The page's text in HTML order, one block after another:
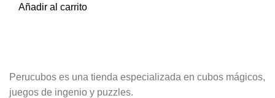
Añadir al carrito
Perucubos es una tienda especializada en cubos mágicos,
juegos de ingenio y puzzles.